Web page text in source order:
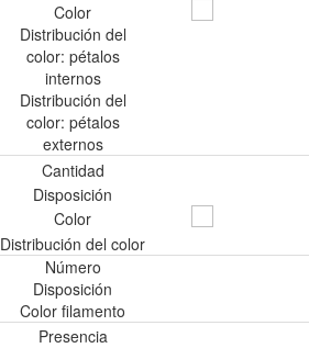
Color
Distribución del
color: pétalos
internos
Distribución del
color: pétalos
externos
Cantidad
Disposición
Color
Distribución del color
Número
Disposición
Color filamento
Presencia